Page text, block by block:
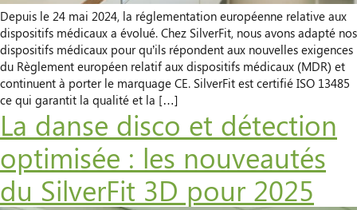
Depuis le 24 mai 2024, la réglementation européenne relative aux
dispositifs médicaux a évolué. Chez SilverFit, nous avons adapté nos
dispositifs médicaux pour qu’ils répondent aux nouvelles exigences
du Règlement européen relatif aux dispositifs médicaux (MDR) et
continuent à porter le marquage CE. SilverFit est certifié ISO 13485
ce qui garantit la qualité et la […]
La danse disco et détection
optimisée : les nouveautés
du SilverFit 3D pour 2025